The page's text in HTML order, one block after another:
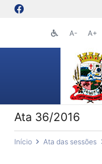
A- A+
Ata 36/2016
Início Ata das sessões